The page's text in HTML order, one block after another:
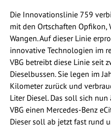
Die Innovationslinie 759
mit den Ortschaften
Wangen. Auf dieser Linie
innovative Technologien im
VBG betreibt diese Linie seit
Dieselbussen. Sie legen im
Kilometer zurück und
Liter Diesel. Das soll sich
VBG einen Mercedes-Benz
Dieser soll ab jetzt fast rund